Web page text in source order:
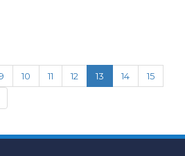
10 11 12 13 (current)
14
15